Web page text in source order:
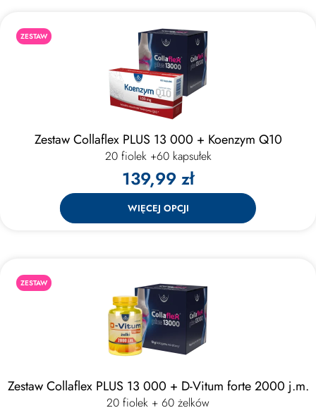
ZESTAW
Zestaw Collaflex PLUS 13 000 + Koenzym Q10
20 fiolek +60 kapsułek
139,99 zł
WIĘCEJ OPCJI
ZESTAW
Zestaw Collaflex PLUS 13 000 + D-Vitum forte 2000 j.m.
20 fiolek + 60 żelków